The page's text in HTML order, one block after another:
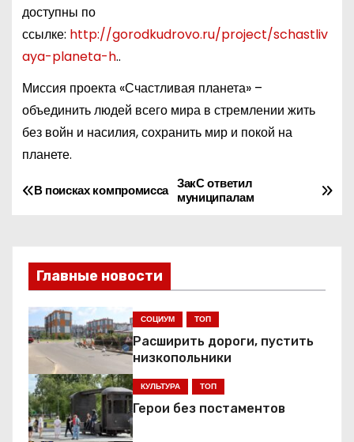
доступны по
ссылке: http://gorodkudrovo.ru/project/schastliv
aya-planeta-h..
Миссия проекта «Счастливая планета» –
объединить людей всего мира в стремлении жить
без войн и насилия, сохранить мир и покой на
планете.
Н
в
и
г
а
ц
и
ЗакС ответил
муниципалам
В поисках компромисса
Главные новости
СОЦИУМ ТОП
Расширить дороги, пустить
низкопольники
КУЛЬТУРА ТОП
Герои без постаментов